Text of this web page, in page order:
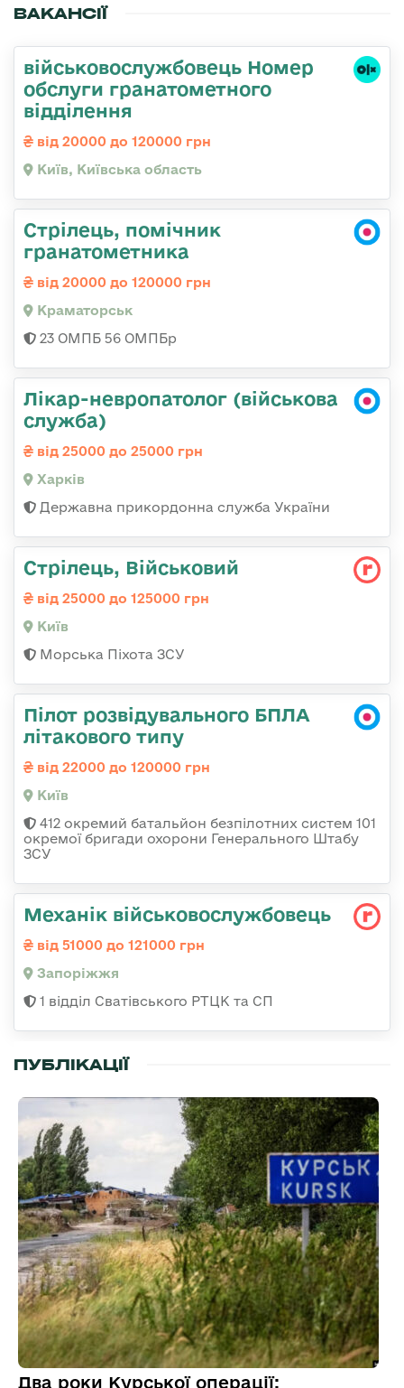
ВАКАНСІЇ
військовослужбовець Номер
обслуги гранатометного
відділення
від 20000 до 120000 грн
Київ, Київська область
Стрілець, помічник
гранатометника
від 20000 до 120000 грн
Краматорськ
23 ОМПБ 56 ОМПБр
Лікар-невропатолог (військова
служба)
від 25000 до 25000 грн
Харків
Державна прикордонна служба України
Стрілець, Військовий
від 25000 до 125000 грн
Київ
Морська Піхота ЗСУ
Пілот розвідувального БПЛА
літакового типу
від 22000 до 120000 грн
Київ
412 окремий батальйон безпілотних систем 101
окремої бригади охорони Генерального Штабу
ЗСУ
Механік військовослужбовець
від 51000 до 121000 грн
Запоріжжя
1 відділ Сватівського РТЦК та СП
ПУБЛІКАЦІЇ
Два роки Курської операції: